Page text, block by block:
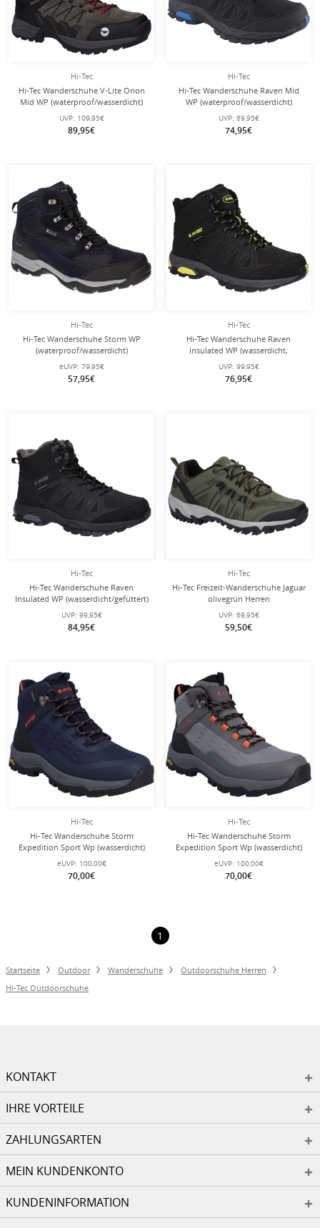
Hi-Tec
Hi-Tec Wanderschuhe V-Lite Orion
Mid WP (waterproof/wasserdicht)
dunkelgrau Herren
UVP: 109,95€
89,95€
Hi-Tec
Hi-Tec Wanderschuhe Raven Mid
WP (waterproof/wasserdicht)
schwarz/blau Herren
UVP: 89,95€
74,95€
Hi-Tec
Hi-Tec Wanderschuhe Storm WP
(waterproof/wasserdicht)
dunkelblau Herren
eUVP: 79,95€
57,95€
Hi-Tec
Hi-Tec Wanderschuhe Raven
Insulated WP (wasserdicht,
gefüttert) dunkelgrau/schwarz
Herren
UVP: 99,95€
76,95€
Hi-Tec
Hi-Tec Wanderschuhe Raven
Insulated WP (wasserdicht/gefüttert)
schwarz/grau Herren
UVP: 99,95€
84,95€
Hi-Tec
Hi-Tec Freizeit-Wanderschuhe Jaguar
olivegrün Herren
UVP: 69,95€
59,50€
Hi-Tec
Hi-Tec Wanderschuhe Storm
Expedition Sport Wp (wasserdicht)
navyblau Herren
eUVP: 100,00€
70,00€
Hi-Tec
Hi-Tec Wanderschuhe Storm
Expedition Sport Wp (wasserdicht)
grau Herren
eUVP: 100,00€
70,00€
1
Startseite Outdoor Wanderschuhe
Outdoorschuhe Herren
Hi-Tec Outdoorschuhe
KONTAKT
IHRE VORTEILE
ZAHLUNGSARTEN
MEIN KUNDENKONTO
KUNDENINFORMATION